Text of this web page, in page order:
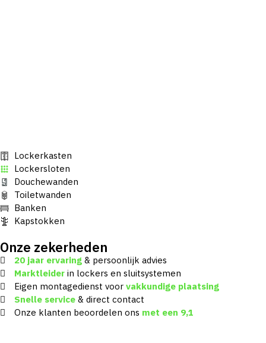
Lockerkasten
Lockersloten
Douchewanden
Toiletwanden
Banken
Kapstokken
Onze zekerheden
20 jaar ervaring& persoonlijk advies
Marktleiderin lockers en sluitsystemen
Eigen montagedienst voor vakkundige plaatsing
Snelle service& direct contact
Onze klanten beoordelen ons met een 9,1